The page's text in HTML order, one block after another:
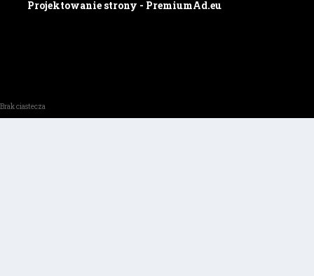
Projektowanie strony - PremiumAd.eu
Brak ciastecza